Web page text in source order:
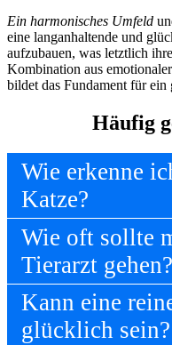
Ein harmonisches Umfeld
eine langanhaltende und
aufzubauen, was letztlich
Kombination aus
bildet das Fundament für ein
Häufig
Wie erkenne
Katze?
Wie oft sollte
Tierarzt gehen?
Kann eine
glücklich sein?